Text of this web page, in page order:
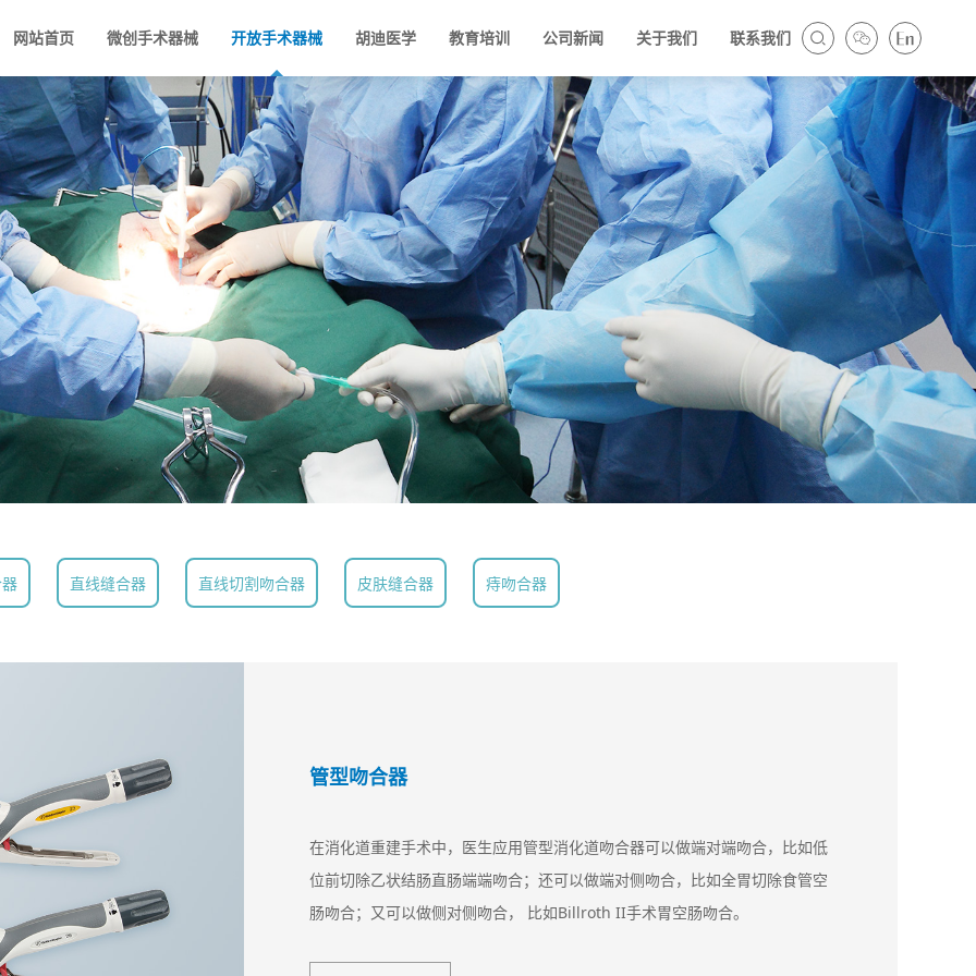
网站首页 微创手术器械 开放手术器械 胡迪医学 教育培训 公司新闻 关于我们 联系我们
直线缝合器 直线切割吻合器 皮肤缝合器 痔吻合器
管型吻合器
在消化道重建手术中，医生应用管型消化道吻合器可以做端对端吻合，比如低
位前切除乙状结肠直肠端端吻合；还可以做端对侧吻合，比如全胃切除食管空
肠吻合；又可以做侧对侧吻合， 比如Billroth II手术胃空肠吻合。